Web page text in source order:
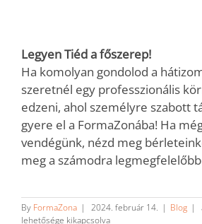
Legyen Tiéd a főszerep!
Ha komolyan gondolod a
szeretnél egy professzionális
edzeni, ahol személyre szabott
gyere el a FormaZonába! Ha
vendégünk, nézd meg
meg a számodra
By FormaZona | 2024. február 14. | Blog |
lehetősége kikapcsolva